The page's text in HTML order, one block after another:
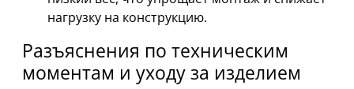
нагрузку на конструкцию.
Разъяснения по техническим
моментам и уходу за изделием